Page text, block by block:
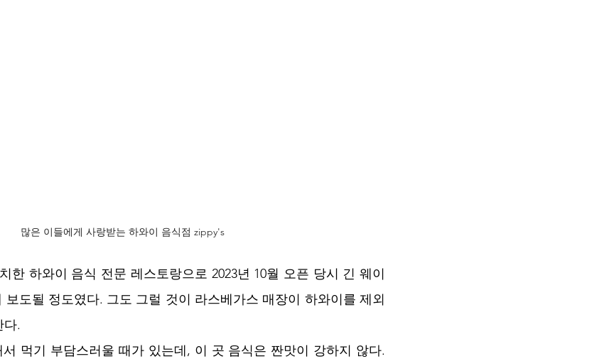
많은 이들에게 사랑받는 하와이 음식점 zippy's
한 하와이 음식 전문 레스토랑으로 2023년 10월 오픈 당시 긴 웨이
보도될 정도였다. 그도 그럴 것이 라스베가스 매장이 하와이를 제외
다.
먹기 부담스러울 때가 있는데, 이 곳 음식은 짠맛이 강하지 않다.